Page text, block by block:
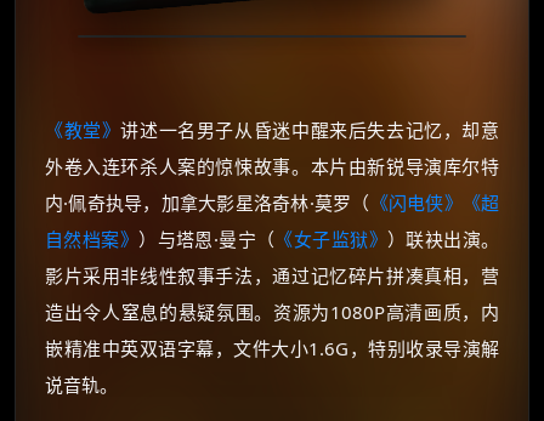
《教堂》讲述一名男子从昏迷中醒来后失去记忆，却意
外卷入连环杀人案的惊悚故事。本片由新锐导演库尔特
内·佩奇执导，加拿大影星洛奇林·莫罗（ 《闪电侠》
《超
自然档案》 ）与塔恩·曼宁（ 《女子监狱》 ）联袂出演。
影片采用非线性叙事手法，通过记忆碎片拼凑真相，营
造出令人窒息的悬疑氛围。资源为1080P高清画质，内
嵌精准中英双语字幕，文件大小1.6G，特别收录导演解
说音轨。